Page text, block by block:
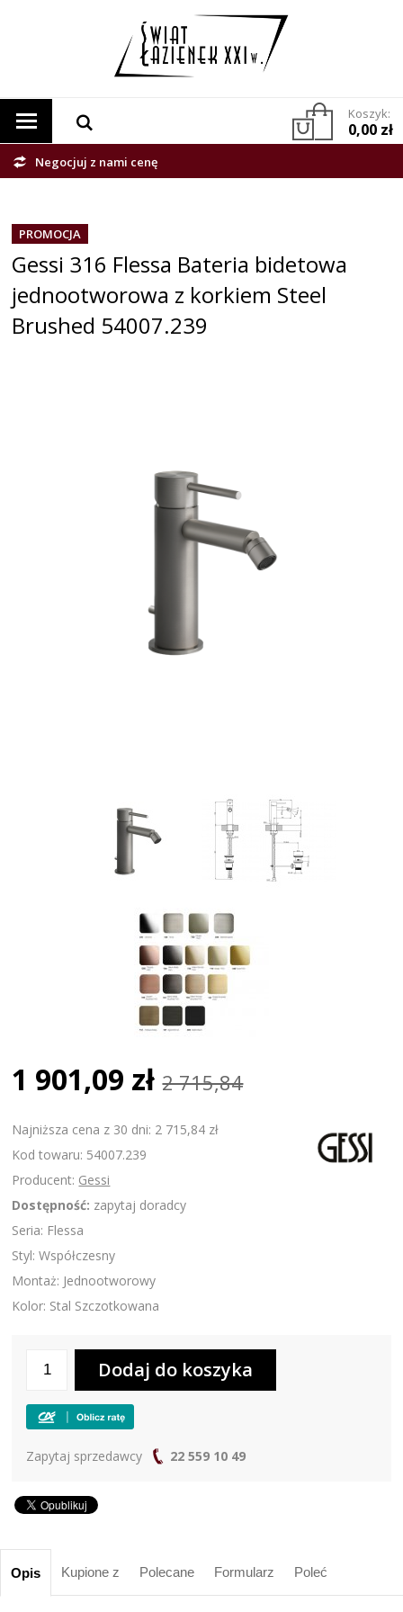
Koszyk:
0,00 zł
Negocjuj z nami cenę
PROMOCJA
Gessi 316 Flessa Bateria bidetowa
jednootworowa z korkiem Steel
Brushed 54007.239
1 901,09 zł 2 715,84
Najniższa cena z 30 dni: 2 715,84 zł
Kod towaru: 54007.239
Producent: Gessi
Dostępność: zapytaj doradcy
Seria: Flessa
Styl: Współczesny
Montaż: Jednootworowy
Kolor: Stal Szczotkowana
Zapytaj sprzedawcy 22 559 10 49
Opis Kupione z Polecane Formularz Poleć